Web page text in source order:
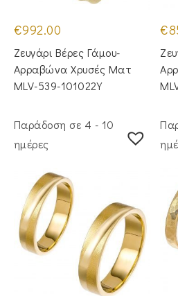
€992.00
Ζευγάρι Βέρες Γάμου-
Αρραβώνα Χρυσές Ματ
MLV-539-101022Y
€
Παράδοση σε 4 - 10
ημέρες